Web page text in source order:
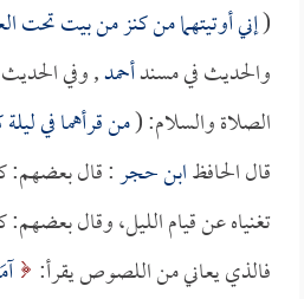
(إني أوتيتهما من كنز من بيت تحت
والحديث في مسندأحمد, وفي
الصلاة والسلام: (من قرأهما في
قال الحافظابن حجر: قال بعضهم:
تغنياه عن قيام الليل، وقال
فالذي يعاني من اللصوص يقرأ: